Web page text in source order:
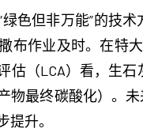
色但非万能”的技
布作业及时。在特
估（LCA）看，生
物最终碳酸化）。
升。